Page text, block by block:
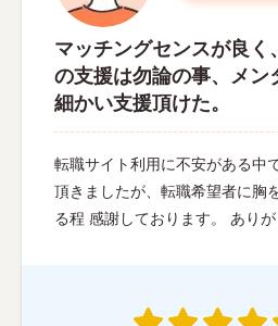
マッチングセンスが良く
の支援は勿論の事、メン
細かい支援頂けた。
転職サイト利用に不安がある中
頂きましたが、転職希望者に胸
る程 感謝しております。 ありが